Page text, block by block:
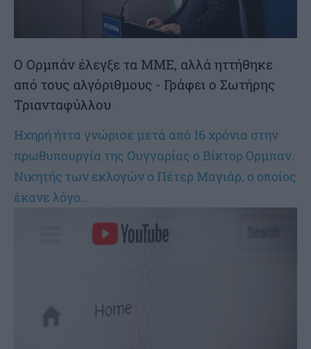
Ο Ορμπάν έλεγξε τα ΜΜΕ, αλλά ηττήθηκε
από τους αλγόριθμους - Γράφει ο Σωτήρης
Τριανταφύλλου
Ηχηρή ήττα γνώρισε μετά από 16 χρόνια στην
πρωθυπουργία της Ουγγαρίας ο Βίκτορ Ορμπαν.
Νικητής των εκλογών ο Πέτερ Μαγιάρ, ο οποίος
έκανε λόγο...